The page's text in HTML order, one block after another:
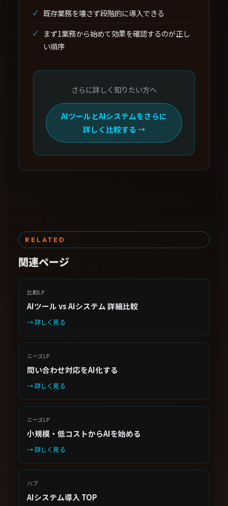
既存業務を壊さず段階的に導入できる
まず1業務から始めて効果を確認するのが正し
い順序
さらに詳しく知りたい方へ
AIツールとAIシステムをさらに
詳しく比較する →
RELATED
関連ページ
比較LP
AIツール vs AIシステム 詳細比較
→ 詳しく見る
ニーズLP
問い合わせ対応をAI化する
→ 詳しく見る
ニーズLP
小規模・低コストからAIを始める
→ 詳しく見る
ハブ
AIシステム導入 TOP